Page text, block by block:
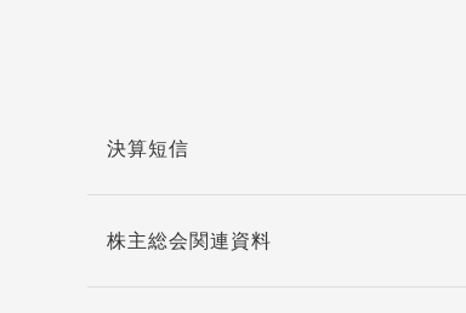
決算短信
株主総会関連資料